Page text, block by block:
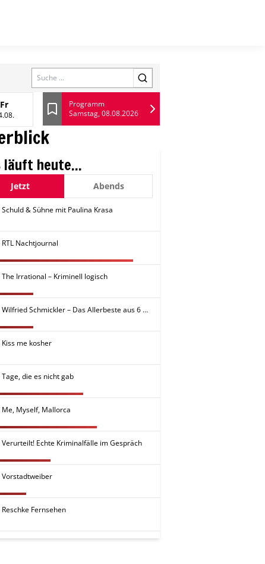
Search
August
Freitag, 14 August
Fr
Lesezeichen
Programm
Samstag, 08.08.2026
läuft heute...
Jetzt Abends
Schuld & Sühne mit Paulina Krasa
RTL Nachtjournal
The Irrational – Kriminell logisch
Wilfried Schmickler – Das Allerbeste aus 6 Soloprogrammen
Kiss me kosher
Tage, die es nicht gab
Me, Myself, Mallorca
Verurteilt! Echte Kriminalfälle im Gespräch
Vorstadtweiber
Reschke Fernsehen